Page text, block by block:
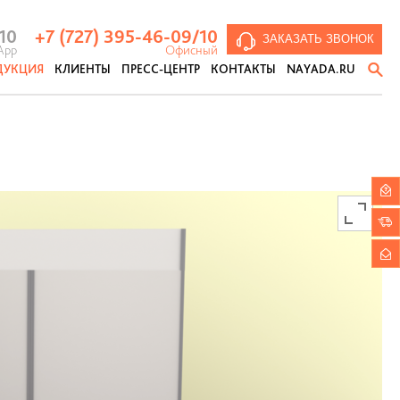
+7 (727) 395-46-09/10
Офисный
ЗАКАЗАТЬ ЗВОНОК
КЛИЕНТЫ ПРЕСС-ЦЕНТР КОНТАКТЫ NAYADA.RU